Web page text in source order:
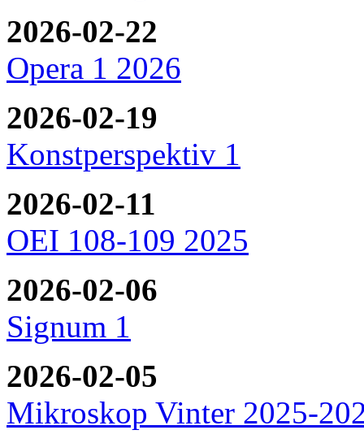
2026-02-22
Opera 1 2026
2026-02-19
Konstperspektiv 1
2026-02-11
OEI 108-109 2025
2026-02-06
Signum 1
2026-02-05
Mikroskop Vinter 2025-